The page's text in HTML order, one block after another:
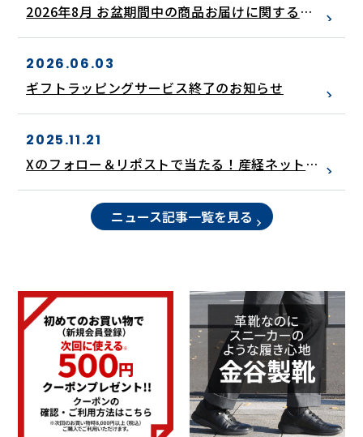
2026年8月 お盆期間中の商品お届けに関するご
2026.06.03
ギフトラッピングサービス終了のお知らせ
2025.11.21
Xのフォロー＆リポストで当たる！産経ネットシ
ニュース記事一覧を見る